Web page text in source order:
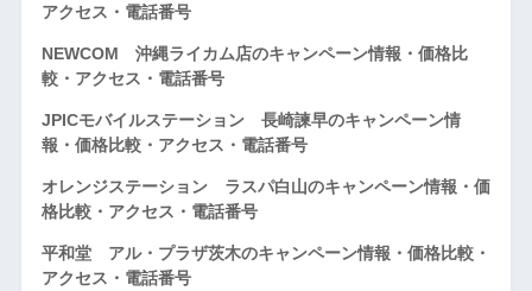
アクセス・電話番号
NEWCOM 沖縄ライカム店のキャンペーン情報・価格比
較・アクセス・電話番号
JPICモバイルステーション 長崎諫早のキャンペーン情
報・価格比較・アクセス・電話番号
オレンジステーション ラスパ白山のキャンペーン情報・価
格比較・アクセス・電話番号
平和堂 アル・プラザ茨木のキャンペーン情報・価格比較・
アクセス・電話番号